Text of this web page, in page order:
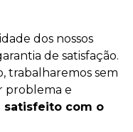
dos nossos
de satisfação.
trabalharemos sem
problema e
satisfeito com o